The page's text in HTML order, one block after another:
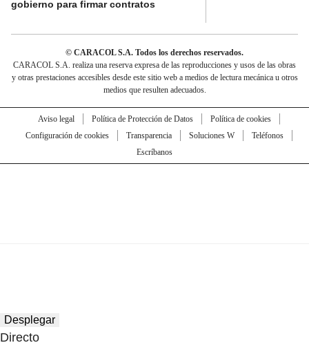
gobierno para firmar contratos
© CARACOL S.A. Todos los derechos reservados.
CARACOL S.A. realiza una reserva expresa de las reproducciones y usos de las obras
y otras prestaciones accesibles desde este sitio web a medios de lectura mecánica u otros
medios que resulten adecuados.
Aviso legal Política de Protección de Datos
Política de cookies
Configuración de cookies
Transparencia Soluciones W
Teléfonos
Escríbanos
Desplegar
Directo